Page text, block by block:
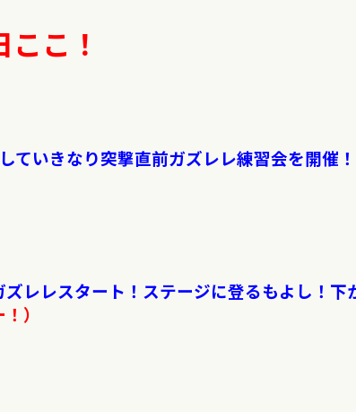
ここ！
いきなり突撃直前ガズレレ練習会を開催！
レレスタート！ステージに登るもよし！下
）